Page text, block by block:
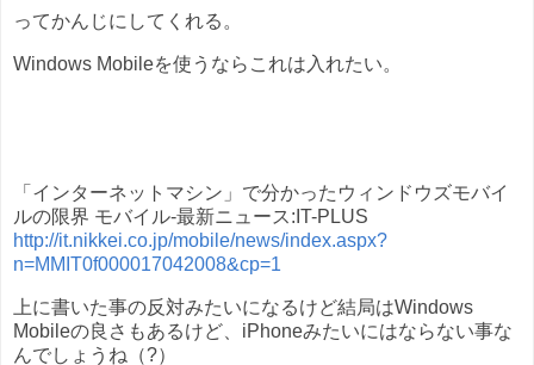
ってかんじにしてくれる。
Windows Mobileを使うならこれは入れたい。
「インターネットマシン」で分かったウィンドウズモバイ
ルの限界 モバイル-最新ニュース:IT-PLUS
http://it.nikkei.co.jp/mobile/news/index.aspx?
n=MMIT0f000017042008&cp=1
上に書いた事の反対みたいになるけど結局はWindows
Mobileの良さもあるけど、iPhoneみたいにはならない事な
んでしょうね（?）